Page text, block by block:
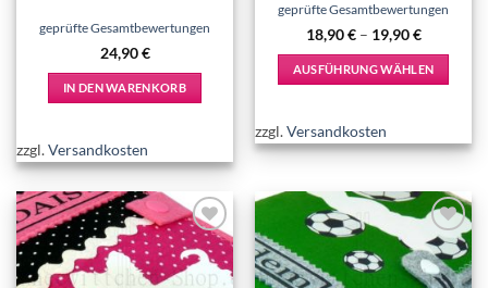
mit5von
geprüfte Gesamtbewertungen
24,90€
IN DEN WARENKORB
zzgl.Versandkosten
mit5von
5
geprüfte Gesamtbewertungen
18,90€– 19,90€
AUSFÜHRUNG WÄHLEN
weist
auf.
Die
Optionen
können
zzgl.Versandkosten
Add to
wishlist
Add to
wishlist